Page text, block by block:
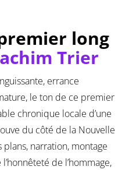
long
Trier
errance
le ton de ce premier
chronique locale d’une
du côté de la Nouvelle
narration, montage
de l’hommage,